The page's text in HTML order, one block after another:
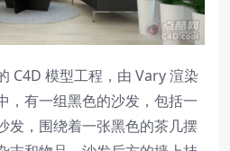
C4D 模型工程，由 Vary 渲染
，有一组黑色的沙发，包括一
发，围绕着一张黑色的茶几摆